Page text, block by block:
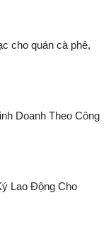
cho quán cà phê,
Doanh Theo Công
Lao Động Cho